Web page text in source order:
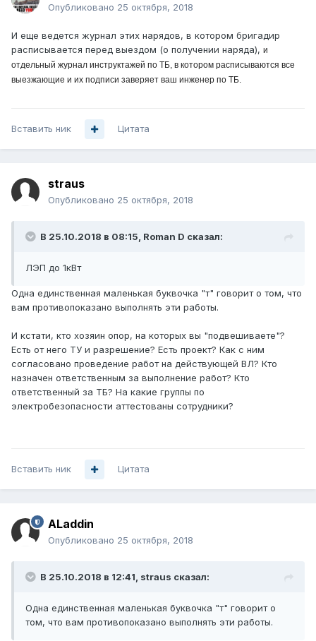
Опубликовано 25 октября, 2018
И еще ведется журнал этих нарядов, в котором бригадир
расписывается перед выездом (о получении наряда), и
отдельный журнал инструктажей по ТБ, в котором расписываются все
выезжающие и их подписи заверяет ваш инженер по ТБ.
Вставить ник Цитата
straus
Опубликовано 25 октября, 2018
В 25.10.2018 в 08:15, Roman D сказал:
ЛЭП до 1кВт
Одна единственная маленькая буквочка "т" говорит о том, что
вам противопоказано выполнять эти работы.
И кстати, кто хозяин опор, на которых вы "подвешиваете"?
Есть от него ТУ и разрешение? Есть проект? Как с ним
согласовано проведение работ на действующей ВЛ? Кто
назначен ответственным за выполнение работ? Кто
ответственный за ТБ? На какие группы по
электробезопасности аттестованы сотрудники?
Вставить ник Цитата
ALaddin
Опубликовано 25 октября, 2018
В 25.10.2018 в 12:41, straus сказал:
Одна единственная маленькая буквочка "т" говорит о
том, что вам противопоказано выполнять эти работы.